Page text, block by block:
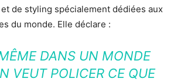
de styling spécialement dédiées aux
du monde. Elle déclare :
DANS UN MONDE
VEUT POLICER CE QUE